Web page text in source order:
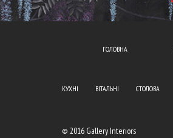
ГОЛОВНА
КУХНІ ВІТАЛЬНІ СТОЛОВА
© 2016 Gallery Interiors